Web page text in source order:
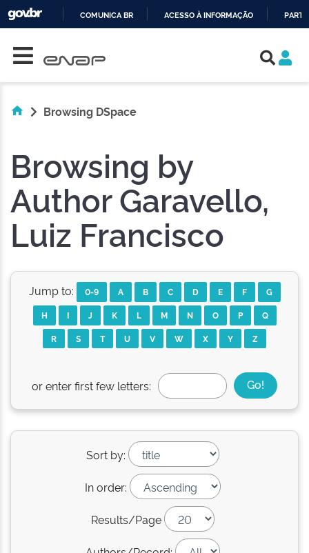
COMUNICA BR ACESSO À INFORMAÇÃO
Browsing DSpace
Browsing by
Author Garavello,
Luiz Francisco
Jump to: 0-9 A B C D E F
G
H
I J K L M N O P
Q
R
S T U V W X Y Z
or enter first few letters:
Sort by:
In order:
Results/Page